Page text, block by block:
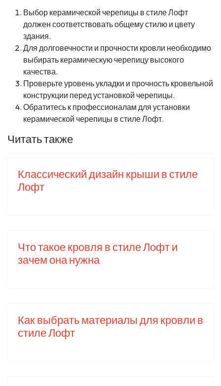
Выбор керамической черепицы в стиле Лофт
должен соответствовать общему стилю и цвету
здания.
Для долговечности и прочности кровли необходимо
выбирать керамическую черепицу высокого
качества.
Проверьте уровень укладки и прочность кровельной
конструкции перед установкой черепицы.
Обратитесь к профессионалам для установки
керамической черепицы в стиле Лофт.
Читать также
Классический дизайн крыши в стиле
Лофт
Что такое кровля в стиле Лофт и
зачем она нужна
Как выбрать материалы для кровли в
стиле Лофт